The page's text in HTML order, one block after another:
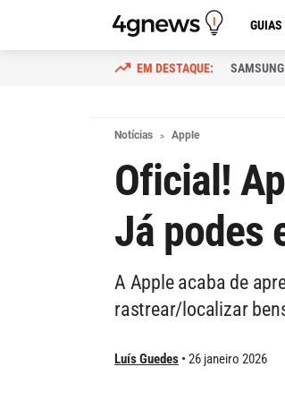
GUIAS
Notícias Apple
Oficial!
Já podes
A Apple acaba de
rastrear/localizar
Luís Guedes 26 janeiro 2026